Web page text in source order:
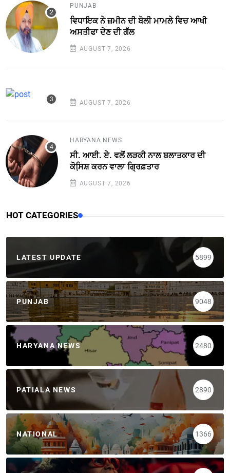
PUNJAB
ਵਿਧਾਇਕ ਨੇ ਜ਼ਮੀਨ ਦੀ ਬੋਲੀ ਮਾਮਲੇ ਵਿਚ ਆਖੀ
ਅਸਤੀਫਾ ਦੇਣ ਦੀ ਗੱਲ
AUGUST 7, 2026
AUGUST 7, 2026
HARYANA NEWS
ਸੀ. ਆਈ. ਏ. ਵਲੋਂ ਲੜਕੀ ਨਾਲ ਬਲਾਤਕਾਰ ਦੀ
ਕੋਸਿ਼ਸ਼ ਕਰਨ ਵਾਲਾ ਗ੍ਰਿਫ਼ਤਾਰ
AUGUST 7, 2026
HOT CATEGORIES
LATEST UPDATE 5899
PUNJAB 9048
HARYANA NEWS 2480
PATIALA NEWS 2890
NATIONAL 1366